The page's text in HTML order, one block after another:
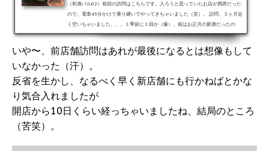
（和酒バル02）前回の訪問はこちらです。入ろうと思っていたお店が満席だった
ので、電車45分かけて乗り継いでやってきちゃいました（笑）。 訪問、３ヶ月近
く空いちゃいました。。。１季節に１回か（爆）。前はお正月の新酒だったの
に、今ではすっかり春のお酒に様変わりしていました（笑）。早速注文。本日の
お酒をご紹介！！興味があったお酒をいつものごとくランダムにチョイスしてみ
たところ、２種が濁り。 右の「山崎醸」は東京では珍しい愛知のお酒。しっかり
とした濁りで、味もヨーグルト的な濃い味だった一方で左の...
いや〜、前店舗訪問はあれが最後になるとは想像もして
いなかった（汗）。
反省を生かし、なるべく早く新店舗にも行かねばとかな
り気合入れましたが
開店から10日くらい経っちゃいましたね、結局のところ
（苦笑）。